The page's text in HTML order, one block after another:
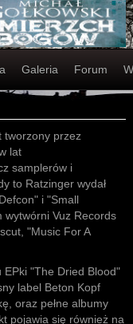
Galeria Forum
tworzony przez
lat
samplerów i
to Ratzinger wydał
i "Small
wytwórni Vuz Records
"Music For A
"The Dried Blood"
label Beton Kopf
oraz pełne albumy
pojawia się również na